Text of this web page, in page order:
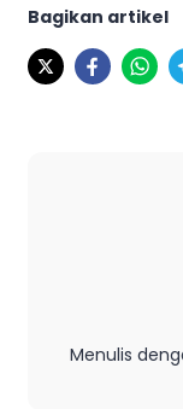
Bagikan artikel
Menulis